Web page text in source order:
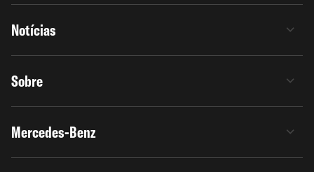
Notícias
Sobre
Mercedes-Benz